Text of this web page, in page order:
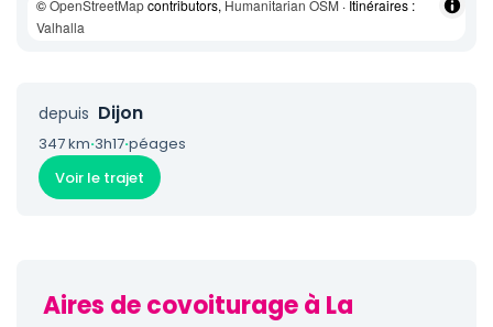
©OpenStreetMapcontributors, Humanitarian OSM · Itinéraires :
Valhalla
depuis Dijon
347 km·3h17·péages
Voir le trajet
Aires de covoiturage à La